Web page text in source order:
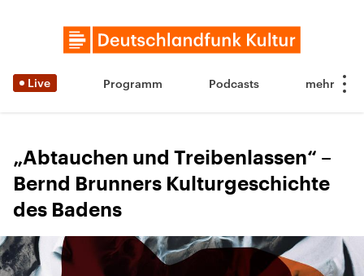
Live Programm Podcasts
„Abtauchen und Treibenlassen“ –
Bernd Brunners Kulturgeschichte
des Badens